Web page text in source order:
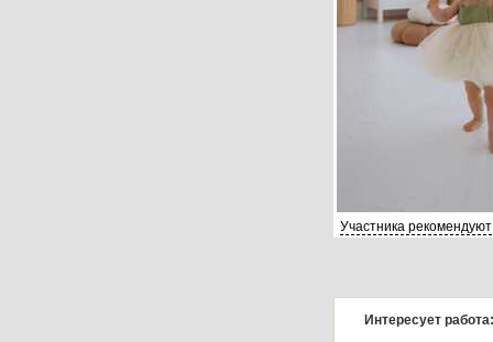
Участника рекомендуют
Интересует работа: